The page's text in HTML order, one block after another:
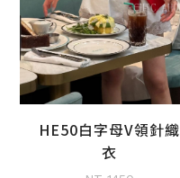
加入購物車
HE50白字母V領針織
衣